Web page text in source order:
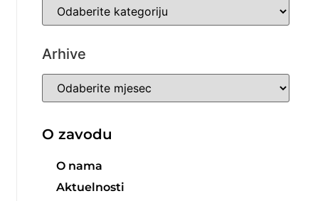
Arhive
O zavodu
O nama
Aktuelnosti